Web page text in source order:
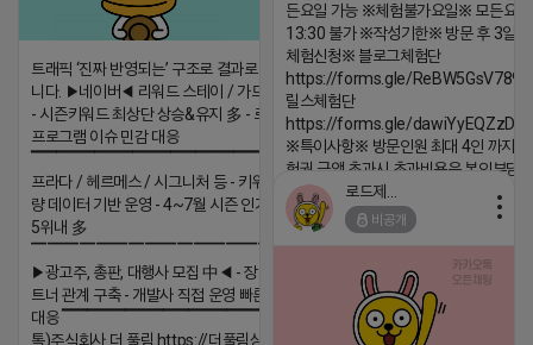
든요일 가능 ※체험불가요일※ 모든요
13:30 불가 ※작성기한※ 방문 후 3일
체험신청※ 블로그체험단
https://forms.gle/
릴스체험단
https://forms.gle/
※특이사항※ 방문인원 최대 4인 까지
험권 금액 초과시 초과비용은 본인부담
2026-04-18 17:12
트래픽 ‘진짜 반영되는’ 구조로 결과로 보여드립
니다. ▶네이버◀ 리워드 스테이 / 가드 / 자몽 등
- 시즌키워드 최상단 상승&유지 多 - 로직변화,
프로그램 이슈 민감 대응
▔▔▔▔▔▔▔▔▔▔▔▔▔▔▔▔▔▔ ▶쿠팡◀
프라다 / 헤르메스 / 시그니처 등 - 키워드 검색
량 데이터 기반 운영 - 4~7월 시즌 인기 키워드
5위내 多
▔▔▔▔▔▔▔▔▔▔▔▔▔▔▔▔▔▔
▶광고주, 총판, 대행사 모집 中◀ - 장기 협업 파
트너 관계 구축 - 개발사 직접 운영 빠른 피드백
대응 ▔▔▔▔▔▔▔▔▔▔▔▔▔▔▔▔▔▔ (카
톡)주식회사 더 풀림 https://더풀림상
비공개